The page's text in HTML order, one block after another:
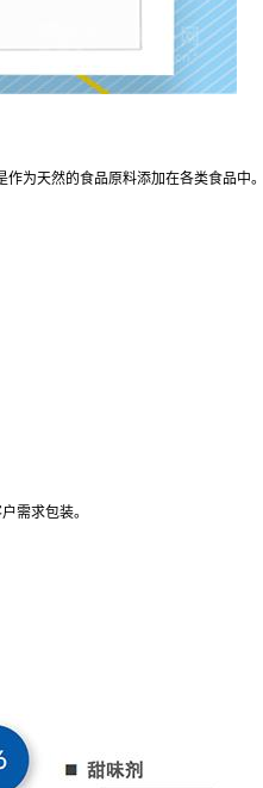
为天然的食品原料添加在各类食品
需求包装。